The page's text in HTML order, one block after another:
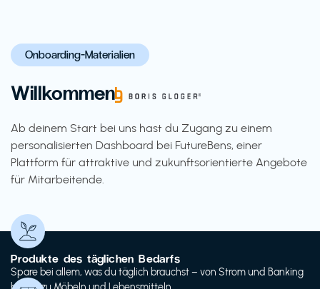
Onboarding-Materialien
Willkommen
Ab deinem Start bei uns hast du Zugang zu einem
personalisierten Dashboard bei FutureBens, einer
Plattform für attraktive und zukunftsorientierte Angebote
für Mitarbeitende.
Produkte des täglichen Bedarfs
Spare bei allem, was du täglich brauchst – von Strom und Banking